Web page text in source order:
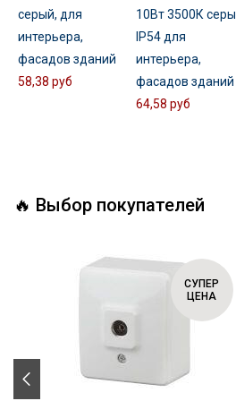
серый, для
интерьера,
фасадов зданий
58,38 руб
10Вт 3500К
IP54 для
интерьера,
фасадов зданий
64,58 руб
🔥 Выбор покупателей
СУПЕР
ЦЕНА